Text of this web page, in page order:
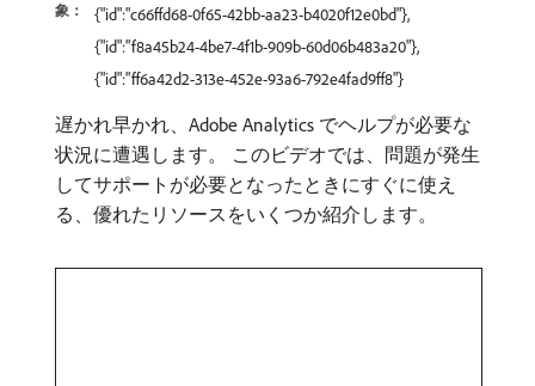
象：
{"id":"c66ffd68-0f65-42bb-aa23-b4020f12e0bd"},
{"id":"f8a45b24-4be7-4f1b-909b-60d06b483a20"},
{"id":"ff6a42d2-313e-452e-93a6-792e4fad9ff8"}
遅かれ早かれ、Adobe Analytics でヘルプが必要な
状況に遭遇します。 このビデオでは、問題が発生
してサポートが必要となったときにすぐに使え
る、優れたリソースをいくつか紹介します。